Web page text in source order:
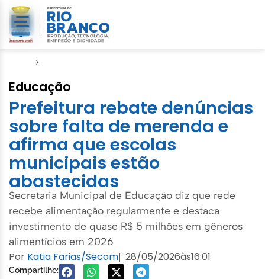
›
Educação
Prefeitura rebate denúncias
sobre falta de merenda e
afirma que escolas
municipais estão
abastecidas
Secretaria Municipal de Educação diz que rede
recebe alimentação regularmente e destaca
investimento de quase R$ 5 milhões em gêneros
alimentícios em 2026
Por Katia Farias/Secom| 28/05/2026às16:01
Compartilhe: